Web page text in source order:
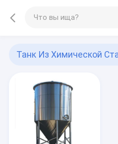
Танк Из Химической